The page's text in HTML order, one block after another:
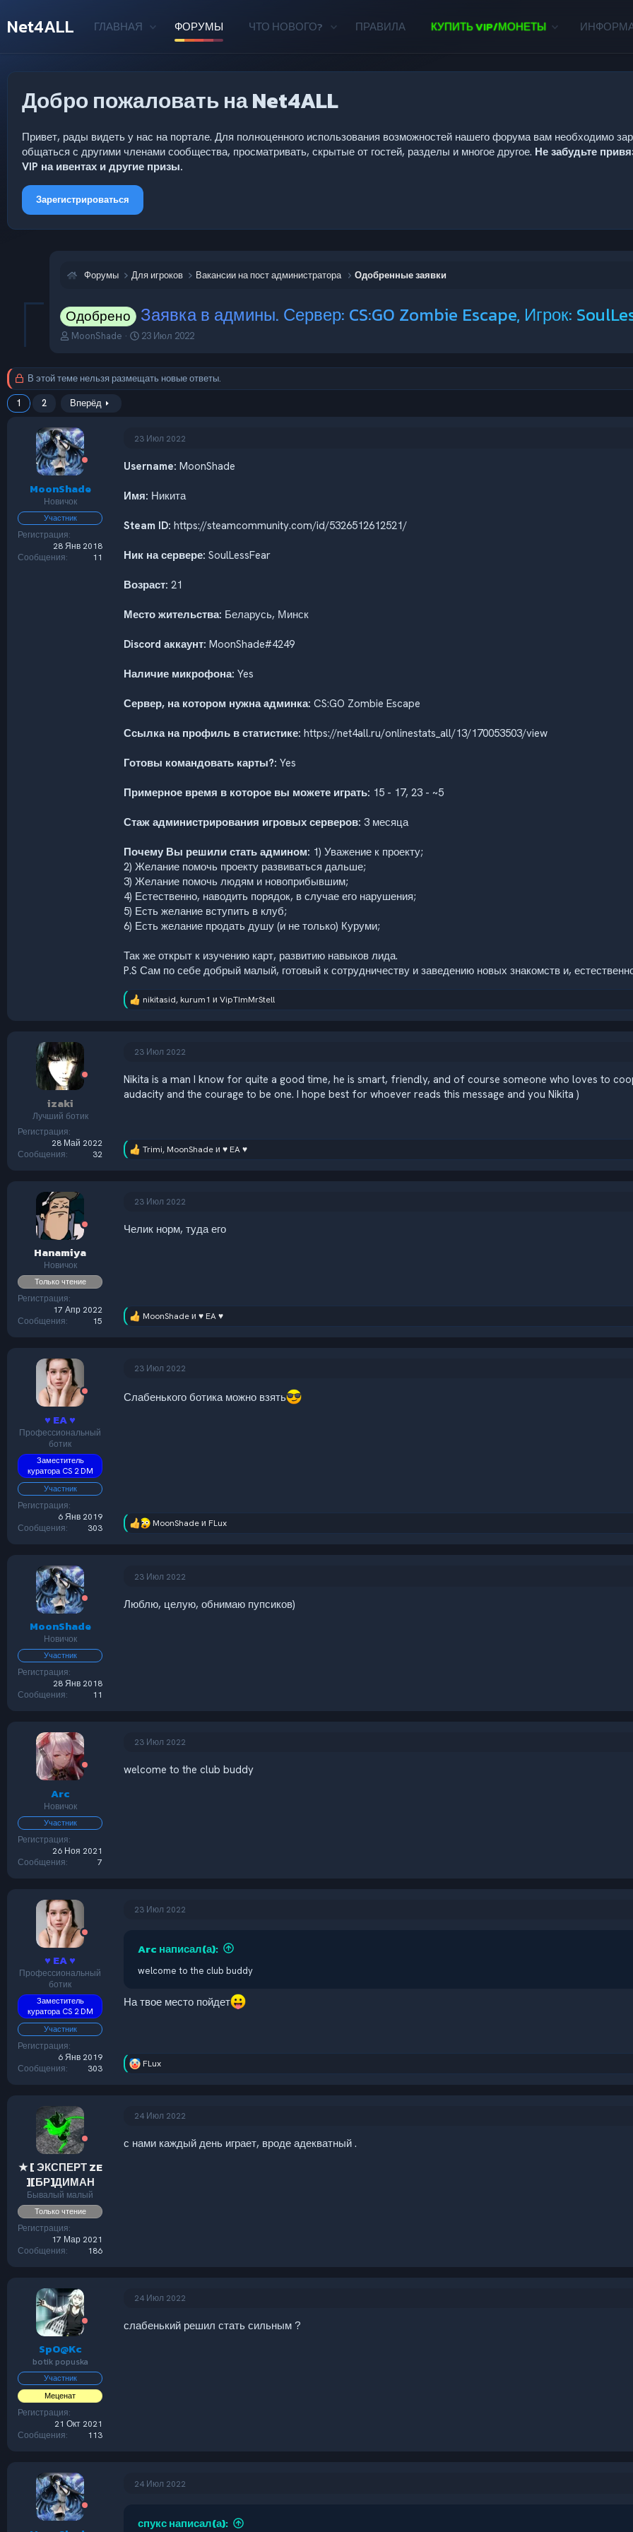
Net4ALL ГЛАВНАЯ ФОРУМЫ ЧТО НОВОГО? ПРАВИЛА КУПИТЬ VIP/МОНЕТЫ
Добро пожаловать на Net4ALL
Привет, рады видеть у нас на портале. Для полноценного использования возможностей нашего форума вам необходимо
общаться с другими членами сообщества, просматривать, скрытые от гостей, разделы и многое другое. Не забудьте
VIP на ивентах и другие призы.
Зарегистрироваться
Форумы Для игроков Вакансии на пост администратора Одобренные заявки
Одобрено Заявка в админы. Сервер: CS:GO Zombie Escape, Игрок:
А
т
ы
MoonShade
Д
н
л
23 Июл 2022
В этой теме нельзя размещать новые ответы.
1 2 Вперёд
MoonShade
Новичок
Участник
Регистрация
28 Янв 2018
Сообщения
11
23 Июл 2022
Username: MoonShade
Имя: Никита
Steam ID: https://steamcommunity.com/id/5326512612521/
Ник на сервере: SoulLessFear
Возраст: 21
Место жительства: Беларусь, Минск
Discord аккаунт: MoonShade#4249
Наличие микрофона: Yes
Сервер, на котором нужна админка: CS:GO Zombie Escape
Ссылка на профиль в статистике: https://net4all.ru/onlinestats_all/13/170053503/view
Готовы командовать карты?: Yes
Примерное время в которое вы можете играть: 15 - 17, 23 - ~5
Стаж администрирования игровых серверов: 3 месяца
Почему Вы решили стать админом: 1) Уважение к проекту;
2) Желание помочь проекту развиваться дальше;
3) Желание помочь людям и новоприбывшим;
4) Естественно, наводить порядок, в случае его нарушения;
5) Есть желание вступить в клуб;
6) Есть желание продать душу (и не только) Куруми;
Так же открыт к изучению карт, развитию навыков лида.
P.S Сам по себе добрый малый, готовый к сотрудничеству и заведению новых знакомств и,
Р
:
nikitasid, kurum1 и VipTImMrStell
izaki
Лучший ботик
Регистрация
28 Май 2022
Сообщения
32
23 Июл 2022
Nikita is a man I know for quite a good time, he is smart, friendly, and of course someone who loves to
audacity and the courage to be one. I hope best for whoever reads this message and you Nikita )
Р
:
Trimi, MoonShadeи ♥ EA ♥
Hanamiya
Новичок
Только чтение
Регистрация
17 Апр 2022
Сообщения
15
23 Июл 2022
Челик норм, туда его
Р
:
MoonShadeи ♥ EA ♥
♥ EA ♥
Профессиональный
ботик
Заместитель
куратора CS 2 DM
Участник
Регистрация
6 Янв 2019
Сообщения
303
23 Июл 2022
Слабенького ботика можно взять
Р
:
MoonShadeи FLux
MoonShade
Новичок
Участник
Регистрация
28 Янв 2018
Сообщения
11
23 Июл 2022
Люблю, целую, обнимаю пупсиков)
Arc
Новичок
Участник
Регистрация
26 Ноя 2021
Сообщения
7
23 Июл 2022
welcome to the club buddy
♥ EA ♥
Профессиональный
ботик
Заместитель
куратора CS 2 DM
Участник
Регистрация
6 Янв 2019
Сообщения
303
23 Июл 2022
Arc написал(а):
welcome to the club buddy
На твое место пойдет
Р
FLux
★ [ ЭКСПЕРТ ZE
][БР]ДИМАН
Бывалый малый
Только чтение
Регистрация
17 Мар 2021
Сообщения
186
24 Июл 2022
с нами каждый день играет, вроде адекватный .
SpO@Kc
botik popuska
Участник
Меценат
Регистрация
21 Окт 2021
Сообщения
113
24 Июл 2022
слабенький решил стать сильным ?
24 Июл 2022
спукс написал(а):